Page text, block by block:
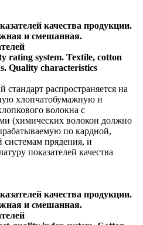
качества продукции.
и смешанная.
rating system. Textile, cotton
Quality characteristics
стандарт распространяется на
хлопчатобумажную и
волокна с
(химических волокон должно
по кардной,
системам прядения, и
показателей качества
качества продукции.
и смешанная.